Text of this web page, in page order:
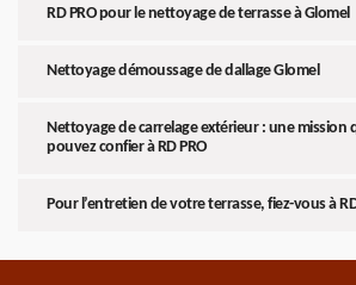
RD PRO pour le nettoyage de terrasse à Glomel
Nettoyage démoussage de dallage Glomel
Nettoyage de carrelage extérieur : une mission
pouvez confier à RD PRO
Pour l’entretien de votre terrasse, fiez-vous à